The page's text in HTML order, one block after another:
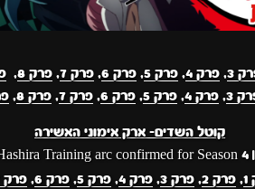
3
,פרק 4 ,פרק 5 ,פרק 6 ,פרק 7 ,פרק 8 ,
3
, פרק 4 , פרק 5 , פרק 6 , פרק 7 , פרק 8 ,
קוטל השדים- ארק אימוני האשירה
, פרק 2 , פרק 3 , פרק 4 , פרק 5 , פרק 6 , פרק 7